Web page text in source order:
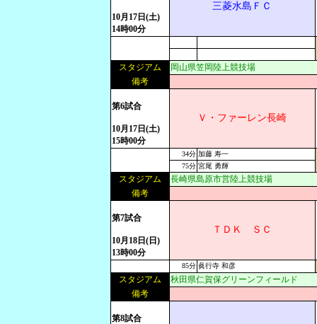
10月17日(土)
14時00分
三菱水島ＦＣ
スタジアム
岡山県笠岡陸上競技場
備考
第6試合
10月17日(土)
15時00分
Ｖ・ファーレン長崎
34分 加藤 寿一
75分 宮尾 勇輝
スタジアム
長崎県島原市営陸上競技場
備考
第7試合
10月18日(日)
13時00分
ＴＤＫ ＳＣ
85分 眞行寺 和彦
スタジアム
秋田県仁賀保グリーンフィールド
備考
第8試合